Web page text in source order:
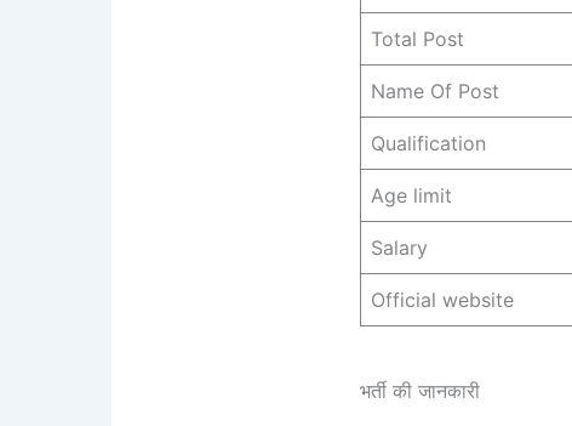
Total Post
Name Of Post
Qualification
Age limit
Salary
Official website
भर्ती की जानकारी